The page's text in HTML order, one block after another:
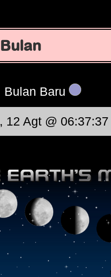
Bulan Baru
12 Agt @ 06:37:37